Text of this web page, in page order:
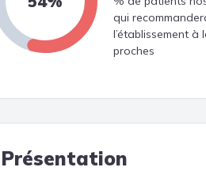
qui
l’établissement à
proches
Présentation